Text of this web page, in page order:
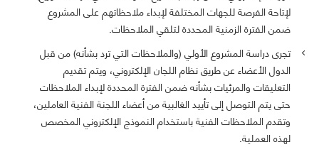
لإتاحة الفرصة للجهات المختلفة لإبداء ملاحظاتهم على المشروع
ضمن الفترة الزمنية المحددة لتلقي الملاحظات.
تجرى دراسة المشروع الأولي (والملاحظات التي ترد بشأنه) من قبل
الدول الأعضاء عن طريق نظام اللجان الإلكتروني، ويتم تقديم
التعليقات والمرئيات بشأنه ضمن الفترة المحددة لإبداء الملاحظات
حتى يتم التوصل إلى تأييد الغالبية من أعضاء اللجنة الفنية العاملين،
وتقدم الملاحظات الفنية باستخدام النموذج الإلكتروني المخصص
لهذه العملية.